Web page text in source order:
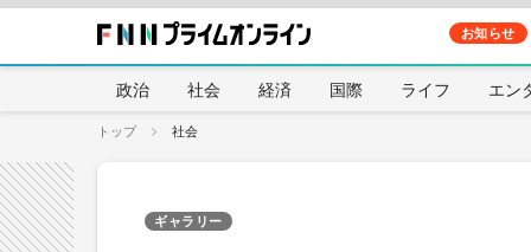
お知らせ
政治 社会 経済 国際 ライフ エン
トップ 社会
ギャラリー